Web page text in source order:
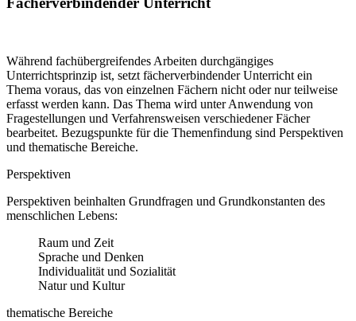
Während fachübergreifendes Arbeiten durchgängiges
Unterrichtsprinzip ist, setzt fächerverbindender Unterricht ein
Thema voraus, das von einzelnen Fächern nicht oder nur teilweise
erfasst werden kann. Das Thema wird unter Anwendung von
Fragestellungen und Verfahrensweisen verschiedener Fächer
bearbeitet. Bezugspunkte für die Themenfindung sind Perspektiven
und thematische Bereiche.
Perspektiven
Perspektiven beinhalten Grundfragen und Grundkonstanten des
menschlichen Lebens:
Raum und Zeit
Sprache und Denken
Individualität und Sozialität
Natur und Kultur
thematische Bereiche